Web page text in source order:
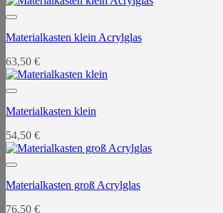
Materialkasten klein Acrylglas
63,50 €
Materialkasten klein
54,50 €
Materialkasten groß Acrylglas
76,50 €